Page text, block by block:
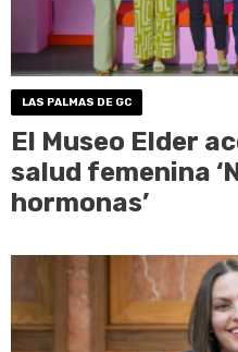
LAS PALMAS DE GC
El Museo Elder
salud femenina
hormonas’